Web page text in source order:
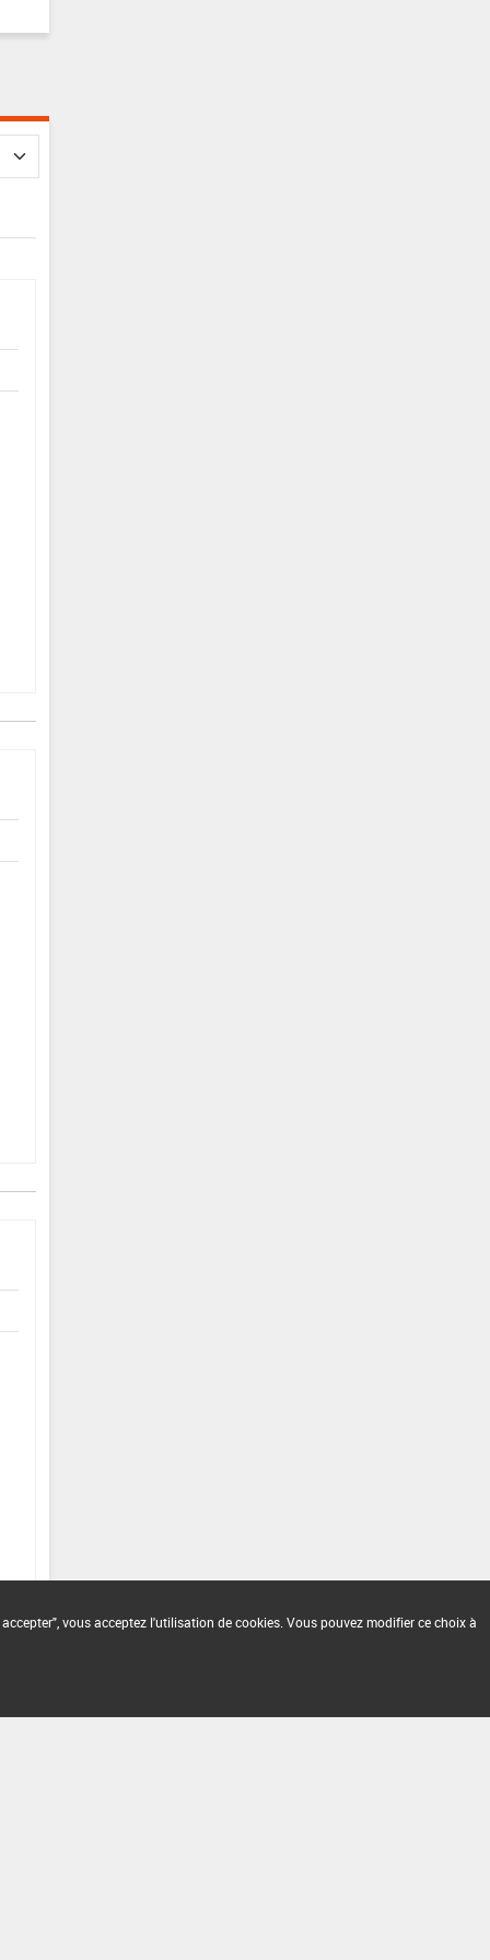
vous acceptez l'utilisation de cookies. Vous pouvez modifier ce choix à